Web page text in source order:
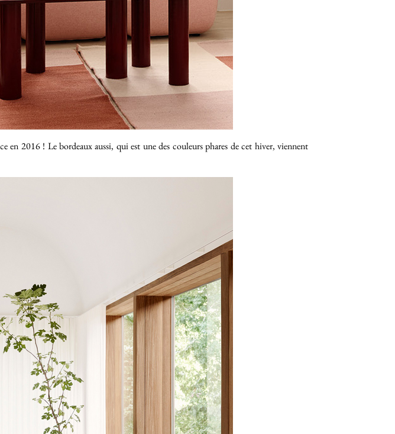
en 2016 ! Le bordeaux aussi, qui est une des couleurs phares de cet hiver, viennent